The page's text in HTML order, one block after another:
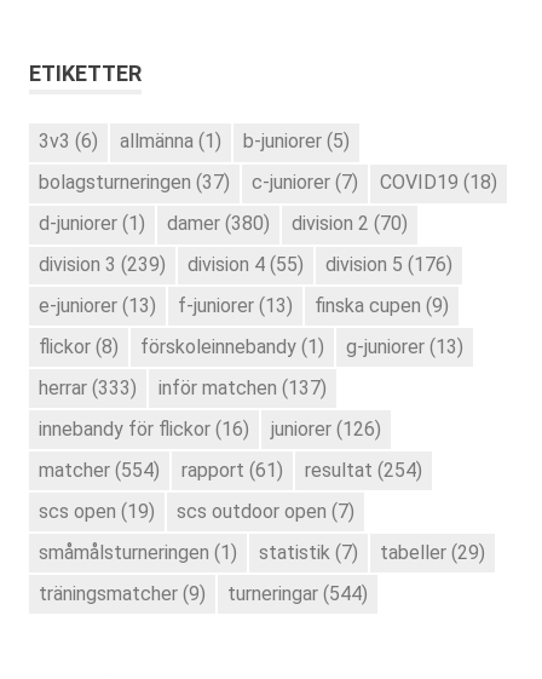
ETIKETTER
3v3 (6) allmänna (1) b-juniorer (5)
bolagsturneringen (37) c-juniorer (7) COVID19 (18)
d-juniorer (1) damer (380) division 2 (70)
division 3 (239) division 4 (55) division 5 (176)
e-juniorer (13) f-juniorer (13) finska cupen (9)
flickor (8) förskoleinnebandy (1) g-juniorer (13)
herrar (333) inför matchen (137)
innebandy för flickor (16) juniorer (126)
matcher (554) rapport (61) resultat (254)
scs open (19) scs outdoor open (7)
småmålsturneringen (1) statistik (7) tabeller (29)
träningsmatcher (9) turneringar (544)